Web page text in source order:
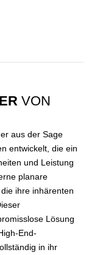
VON
aus der Sage
entwickelt, die ein
und Leistung
planare
ihre inhärenten
Lösung
End-
in ihr